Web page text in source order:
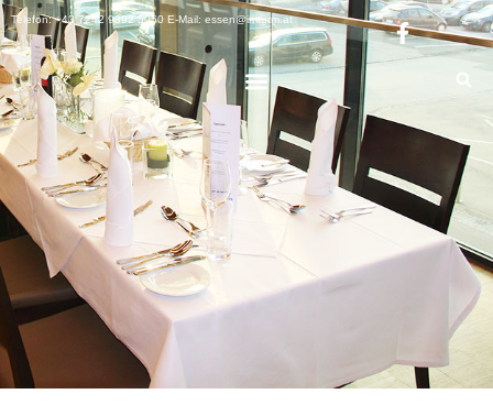
Telefon: +43 7242 9392 5050 E-Mail: essen@imturm.at